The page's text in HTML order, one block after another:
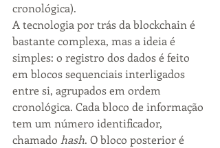
cronológica).
A tecnologia por trás da blockchain é
bastante complexa, mas a ideia é
simples: o registro dos dados é feito
em blocos sequenciais interligados
entre si, agrupados em ordem
cronológica. Cada bloco de informação
tem um número identificador,
chamado hash. O bloco posterior é